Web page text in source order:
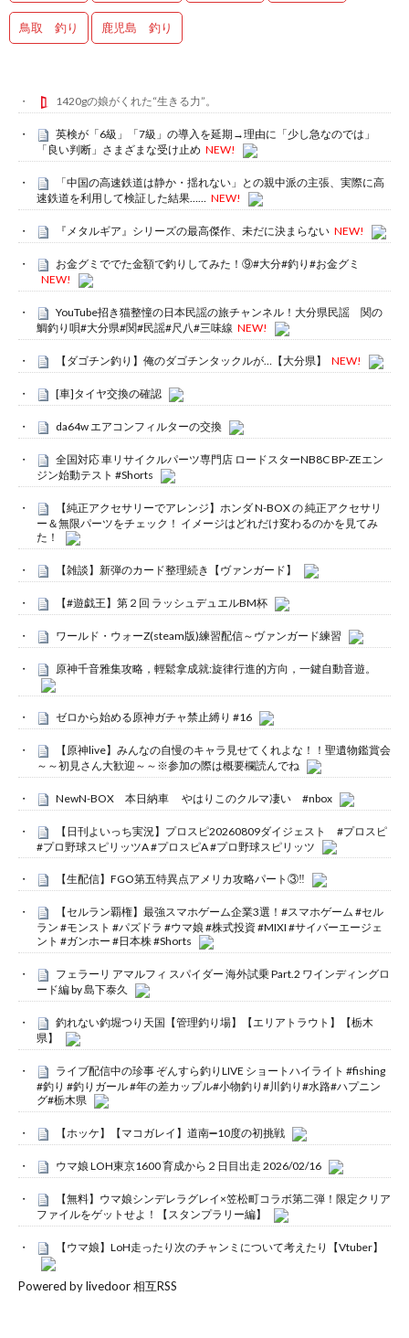
鳥取 釣り 鹿児島 釣り
1420gの娘がくれた“生きる力”。
英検が「6級」「7級」の導入を延期→理由に「少し急なのでは」
「良い判断」さまざまな受け止め NEW!
「中国の高速鉄道は静か・揺れない」との親中派の主張、実際に高
速鉄道を利用して検証した結果…… NEW!
『メタルギア』シリーズの最高傑作、未だに決まらない NEW!
お金グミででた金額で釣りしてみた！⑨#大分#釣り#お金グミ
NEW!
YouTube招き猫整憧の日本民謡の旅チャンネル！大分県民謡 関の
鯛釣り唄#大分県#関#民謡#尺八#三味線 NEW!
【ダゴチン釣り】俺のダゴチンタックルが…【大分県】 NEW!
[車]タイヤ交換の確認
da64w エアコンフィルターの交換
全国対応 車リサイクルパーツ専門店 ロードスターNB8C BP-ZEエン
ジン始動テスト #Shorts
【純正アクセサリーでアレンジ】ホンダ N-BOX の 純正アクセサリ
ー＆無限パーツをチェック！ イメージはどれだけ変わるのかを見てみ
た！
【雑談】新弾のカード整理続き【ヴァンガード】
【#遊戯王】第２回 ラッシュデュエルBM杯
ワールド・ウォーZ(steam版)練習配信～ヴァンガード練習
原神千音雅集攻略，輕鬆拿成就:旋律行進的方向，一鍵自動音遊。
ゼロから始める原神ガチャ禁止縛り #16
【原神live】みんなの自慢のキャラ見せてくれよな！！聖遺物鑑賞会
～～初見さん大歓迎～～※参加の際は概要欄読んでね
NewN-BOX 本日納車 やはりこのクルマ凄い #nbox
【日刊よいっち実況】プロスピ20260809ダイジェスト #プロスピ
#プロ野球スピリッツA #プロスピA #プロ野球スピリッツ
【生配信】FGO第五特異点アメリカ攻略パート③‼️
【セルラン覇権】最強スマホゲーム企業3選！#スマホゲーム #セル
ラン #モンスト #パズドラ #ウマ娘 #株式投資 #MIXI #サイバーエージェ
ント #ガンホー #日本株 #Shorts
フェラーリ アマルフィ スパイダー 海外試乗 Part.2 ワインディングロ
ード編 by 島下泰久
釣れない釣堀つり天国【管理釣り場】【エリアトラウト】【栃木
県】
ライブ配信中の珍事 ぞんすら釣りLIVE ショートハイライト #fishing
#釣り #釣りガール #年の差カップル#小物釣り#川釣り#水路#ハプニン
グ#栃木県
【ホッケ】【マコガレイ】道南➖10度の初挑戦
ウマ娘 LOH東京1600 育成から２日目出走 2026/02/16
【無料】ウマ娘シンデレラグレイ×笠松町コラボ第二弾！限定クリア
ファイルをゲットせよ！【スタンプラリー編】
【ウマ娘】LoH走ったり次のチャンミについて考えたり【Vtuber】
Powered by livedoor 相互RSS